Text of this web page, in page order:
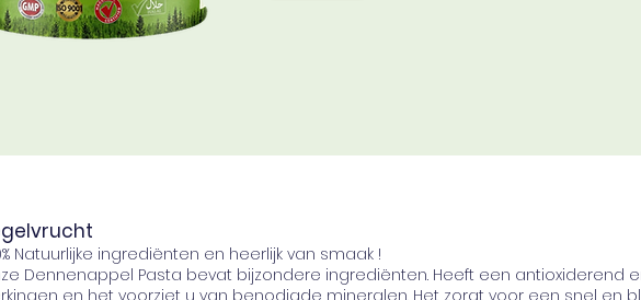
Natuurlijke ingrediënten en heerlijk van smaak !
Dennenappel Pasta bevat bijzondere ingrediënten. Heeft een antioxiderend
en het voorziet u van benodigde mineralen. Het zorgt voor een snel en